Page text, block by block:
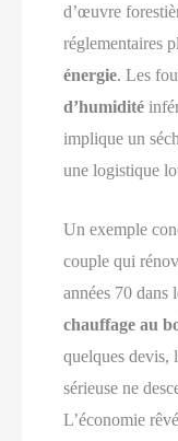
d’œuvre
réglementaires
énergie. Les
d’humidité
implique un
une logistique
Un exemple
couple qui
années 70 dans
chauffage au
quelques devis,
sérieuse ne
L’économie